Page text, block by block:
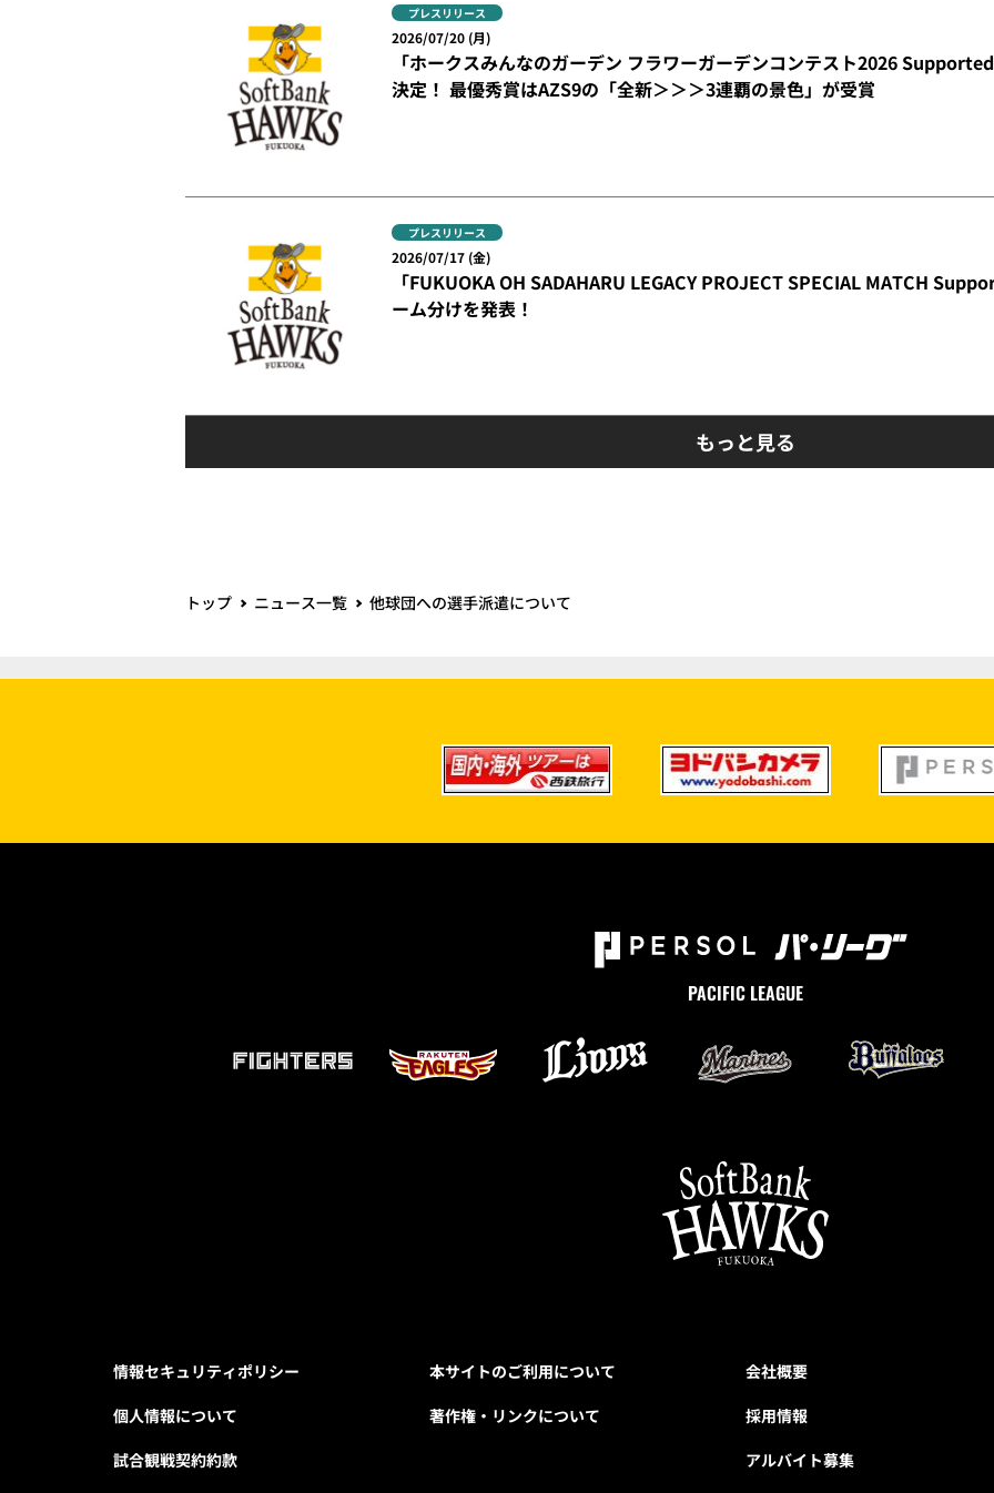
プレスリリース
2026/07/20 (月)
「ホークスみんなのガーデン フラワーガーデンコンテスト2026
決定！ 最優秀賞はAZS9の「全新＞＞＞3連覇の景色」が受賞
プレスリリース
2026/07/17 (金)
「FUKUOKA OH SADAHARU LEGACY PROJECT SPECIAL MATCH
ーム分けを発表！
もっと見る
トップ ニュース一覧 他球団への選手派遣について
PACIFIC LEAGUE
情報セキュリティポリシー
個人情報について
試合観戦契約約款
本サイトのご利用について
著作権・リンクについて
会社概要
採用情報
アルバイト募集